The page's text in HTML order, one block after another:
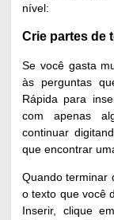
nível:
Crie partes de
Se você gasta
às perguntas
Rápida para
com apenas
continuar
que encontrar
Quando terminar
o texto que você
Inserir, clique